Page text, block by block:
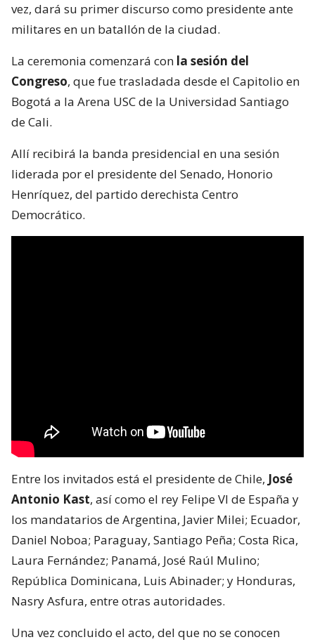
vez, dará su primer discurso como presidente ante
militares en un batallón de la ciudad.
La ceremonia comenzará con la sesión del
Congreso, que fue trasladada desde el Capitolio en
Bogotá a la Arena USC de la Universidad Santiago
de Cali.
Allí recibirá la banda presidencial en una sesión
liderada por el presidente del Senado, Honorio
Henríquez, del partido derechista Centro
Democrático.
Entre los invitados está el presidente de Chile, José
Antonio Kast, así como el rey Felipe VI de España y
los mandatarios de Argentina, Javier Milei; Ecuador,
Daniel Noboa; Paraguay, Santiago Peña; Costa Rica,
Laura Fernández; Panamá, José Raúl Mulino;
República Dominicana, Luis Abinader; y Honduras,
Nasry Asfura, entre otras autoridades.
Una vez concluido el acto, del que no se conocen